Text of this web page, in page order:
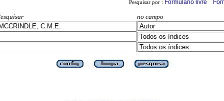
Pesquisar por : Formulário livre
no campo